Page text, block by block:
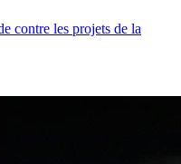
contre les projets de la